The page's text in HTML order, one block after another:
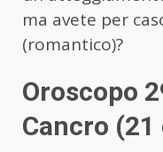
ma avete per
(romantico)?
Oroscopo
Cancro